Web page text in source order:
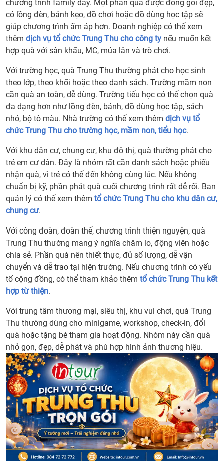
chương trình family day. Một phần quà được đóng gói đẹp,
có lồng đèn, bánh kẹo, đồ chơi hoặc đồ dùng học tập sẽ
giúp chương trình ấm áp hơn. Doanh nghiệp có thể xem
thêm dịch vụ tổ chức Trung Thu cho công ty nếu muốn kết
hợp quà với sân khấu, MC, múa lân và trò chơi.
Với trường học, quà Trung Thu thường phát cho học sinh
theo lớp, theo khối hoặc theo danh sách. Trường mầm non
cần quà an toàn, dễ dùng. Trường tiểu học có thể chọn quà
đa dạng hơn như lồng đèn, bánh, đồ dùng học tập, sách
nhỏ, bộ tô màu. Nhà trường có thể xem thêm dịch vụ tổ
chức Trung Thu cho trường học, mầm non, tiểu học.
Với khu dân cư, chung cư, khu đô thị, quà thường phát cho
trẻ em cư dân. Đây là nhóm rất cần danh sách hoặc phiếu
nhận quà, vì trẻ có thể đến không cùng lúc. Nếu không
chuẩn bị kỹ, phần phát quà cuối chương trình rất dễ rối. Ban
quản lý có thể xem thêm tổ chức Trung Thu cho khu dân cư,
chung cư.
Với công đoàn, đoàn thể, chương trình thiện nguyện, quà
Trung Thu thường mang ý nghĩa chăm lo, động viên hoặc
chia sẻ. Phần quà nên thiết thực, đủ số lượng, dễ vận
chuyển và dễ trao tại hiện trường. Nếu chương trình có yếu
tố cộng đồng, có thể tham khảo thêm tổ chức Trung Thu kết
hợp từ thiện.
Với trung tâm thương mại, siêu thị, khu vui chơi, quà Trung
Thu thường dùng cho minigame, workshop, check-in, đổi
quà hoặc tặng bé tham gia hoạt động. Nhóm này cần quà
nhỏ gọn, đẹp, dễ phát và phù hợp hình ảnh thương hiệu.